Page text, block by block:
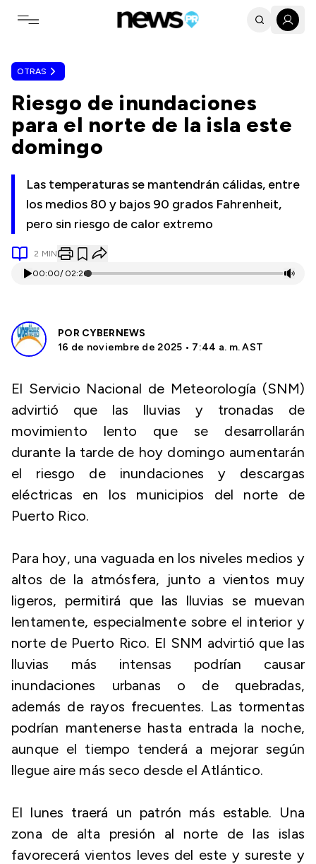
Toggle navigation menu
OTRAS
Riesgo de inundaciones
para el norte de la isla este
domingo
Las temperaturas se mantendrán cálidas, entre
los medios 80 y bajos 90 grados Fahrenheit,
pero sin riesgo de calor extremo
2 MIN
00:00/ 02:26
POR CYBERNEWS
16 de noviembre de 2025 • 7:44 a. m. AST
El Servicio Nacional de Meteorología (SNM)
advirtió que las lluvias y tronadas de
movimiento lento que se desarrollarán
durante la tarde de hoy domingo aumentarán
el riesgo de inundaciones y descargas
eléctricas en los municipios del norte de
Puerto Rico.
Para hoy, una vaguada en los niveles medios y
altos de la atmósfera, junto a vientos muy
ligeros, permitirá que las lluvias se muevan
lentamente, especialmente sobre el interior y
norte de Puerto Rico. El SNM advirtió que las
lluvias más intensas podrían causar
inundaciones urbanas o de quebradas,
además de rayos frecuentes. Las tormentas
podrían mantenerse hasta entrada la noche,
aunque el tiempo tenderá a mejorar según
llegue aire más seco desde el Atlántico.
El lunes traerá un patrón más estable. Una
zona de alta presión al norte de las islas
favorecerá vientos leves del este y sureste y